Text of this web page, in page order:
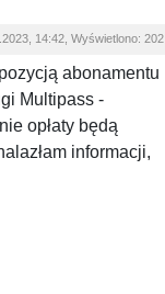
14:42, Wyświetlono: 202
abonamentu
Multipass -
opłaty będą
informacji,